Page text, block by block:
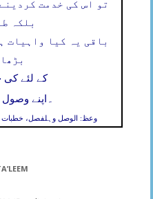
تو اس کی خدمت
بلکہ
باقی یہ کیا واہیات
کے لئے کی
اپنے ۔
وعظ: الوصل وہلفصل، خطبات حکیم